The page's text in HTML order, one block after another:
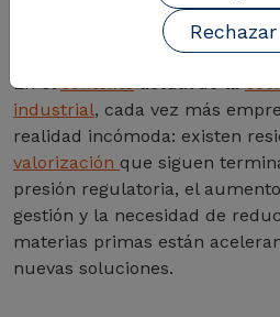
En el
industrial, cada vez más
realidad incómoda: existen
valorización que siguen
presión regulatoria, el
gestión y la necesidad de
materias primas están
nuevas soluciones.
Rechazar